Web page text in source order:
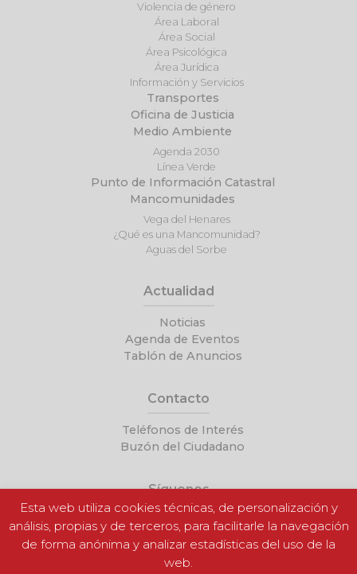
Violencia de género
Área Laboral
Área Social
Área Psicológica
Área Jurídica
Información y Servicios
Transportes
Oficina de Justicia
Medio Ambiente
Agenda 2030
Línea Verde
Punto de Información Catastral
Mancomunidades
Vega del Henares
¿Qué es una Mancomunidad?
Aguas del Sorbe
Actualidad
Noticias
Agenda de Eventos
Tablón de Anuncios
Contacto
Teléfonos de Interés
Buzón del Ciudadano
Síguenos
Esta web utiliza cookies técnicas, de personalización y
análisis, propias y de terceros, para facilitarle la navegación
de forma anónima y analizar estadísticas del uso de la
web.